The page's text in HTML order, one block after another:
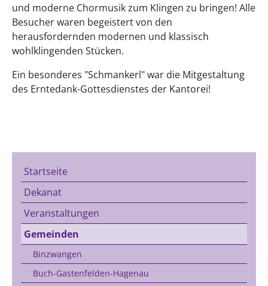
und moderne Chormusik zum Klingen zu bringen! Alle
Besucher waren begeistert von den
herausfordernden modernen und klassisch
wohlklingenden Stücken.
Ein besonderes "Schmankerl" war die Mitgestaltung
des Erntedank-Gottesdienstes der Kantorei!
Startseite
Dekanat
Veranstaltungen
Gemeinden
Binzwangen
Buch-Gastenfelden-Hagenau